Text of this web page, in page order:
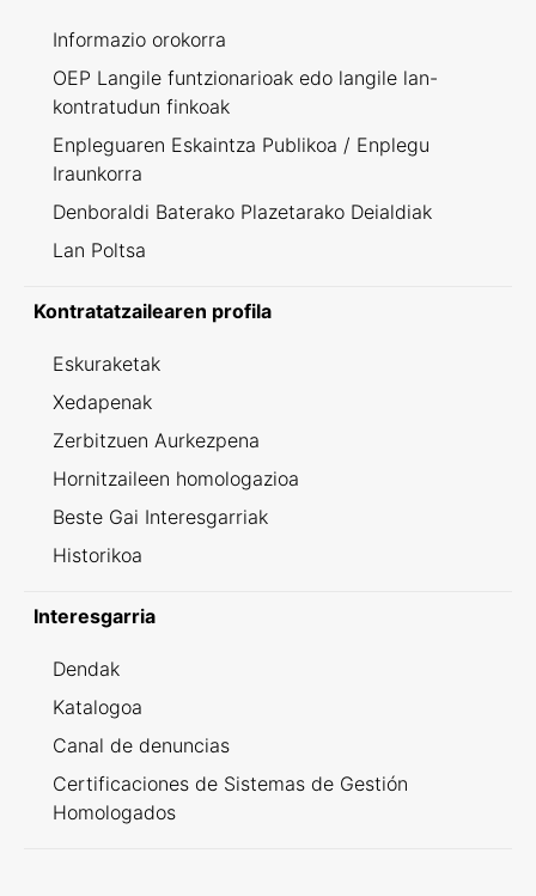
Informazio orokorra
OEP Langile funtzionarioak edo langile lan-
kontratudun finkoak
Enpleguaren Eskaintza Publikoa / Enplegu
Iraunkorra
Denboraldi Baterako Plazetarako Deialdiak
Lan Poltsa
Kontratatzailearen profila
Eskuraketak
Xedapenak
Zerbitzuen Aurkezpena
Hornitzaileen homologazioa
Beste Gai Interesgarriak
Historikoa
Interesgarria
Dendak
Katalogoa
Canal de denuncias
Certificaciones de Sistemas de Gestión
Homologados